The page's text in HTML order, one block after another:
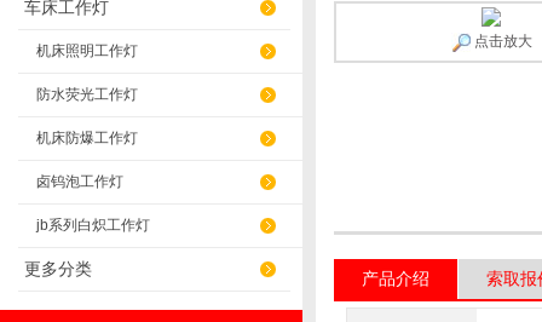
车床工作灯
机床照明工作灯
防水荧光工作灯
机床防爆工作灯
卤钨泡工作灯
jb系列白炽工作灯
更多分类
点击放大
产品介绍 索取报